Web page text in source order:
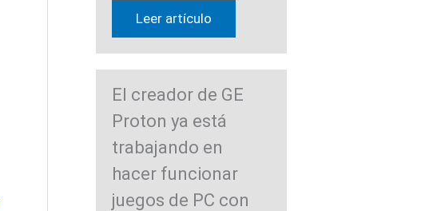
Leer artículo
El creador de GE
Proton ya está
trabajando en
hacer funcionar
juegos de PC con